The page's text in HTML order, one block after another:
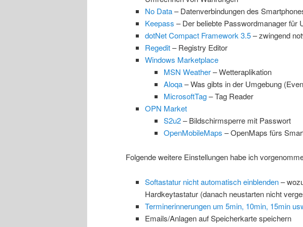
No Data– Datenverbindungen des
Keepass – Der beliebte Passwordmanager für
dotNet Compact Framework 3.5– zwingend
Regedit– Registry Editor
Windows Marketplace
MSN Weather– Wetteraplikation
Aloqa– Was gibts in der Umgebung
MicrosoftTag– Tag Reader
OPN Market
S2u2– Bildschirmsperre mit Passwort
OpenMobileMaps – OpenMaps fürs
Folgende weitere Einstellungen habe ich
Softastatur nicht automatisch einblenden–
Hardkeytastatur (danach neustarten nicht
Terminerinnerungen um 5min, 10min, 15min
Emails/Anlagen auf Speicherkarte speichern